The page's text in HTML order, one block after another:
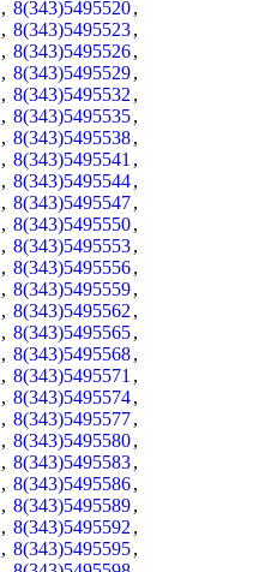
, 8(343)5495520,
, 8(343)5495523,
, 8(343)5495526,
, 8(343)5495529,
, 8(343)5495532 ,
, 8(343)5495535,
, 8(343)5495538,
, 8(343)5495541 ,
, 8(343)5495544,
, 8(343)5495547,
, 8(343)5495550,
, 8(343)5495553,
, 8(343)5495556,
, 8(343)5495559,
, 8(343)5495562 ,
, 8(343)5495565,
, 8(343)5495568,
, 8(343)5495571 ,
, 8(343)5495574,
, 8(343)5495577,
, 8(343)5495580,
, 8(343)5495583,
, 8(343)5495586,
, 8(343)5495589,
, 8(343)5495592 ,
, 8(343)5495595,